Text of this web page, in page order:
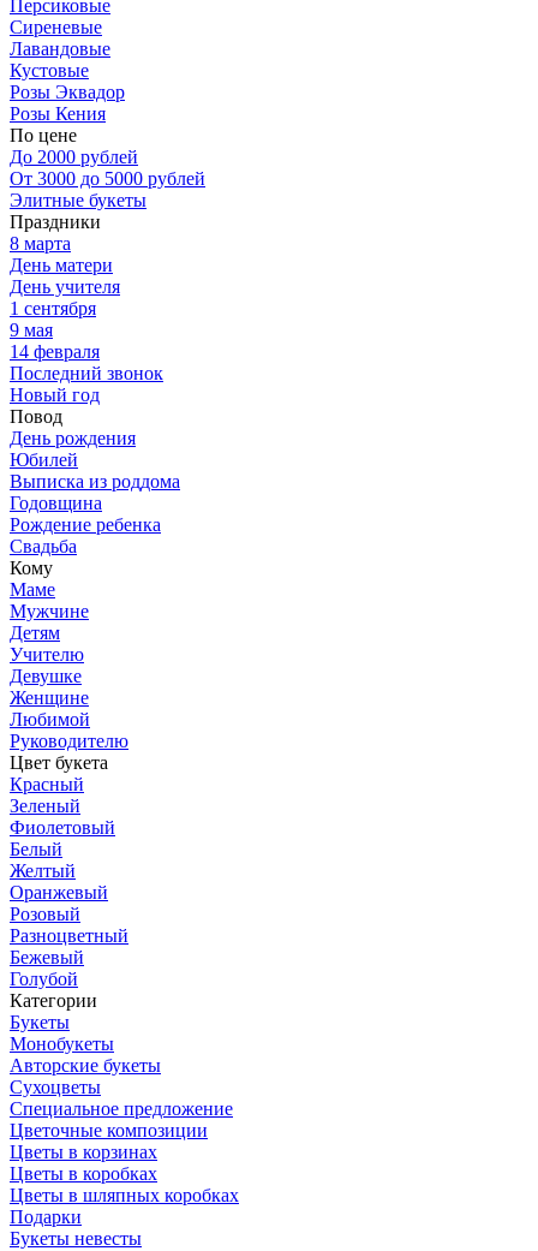
Персиковые
Сиреневые
Лавандовые
Кустовые
Розы Эквадор
Розы Кения
По цене
До 2000 рублей
От 3000 до 5000 рублей
Элитные букеты
Праздники
8 марта
День матери
День учителя
1 сентября
9 мая
14 февраля
Последний звонок
Новый год
Повод
День рождения
Юбилей
Выписка из роддома
Годовщина
Рождение ребенка
Свадьба
Кому
Маме
Мужчине
Детям
Учителю
Девушке
Женщине
Любимой
Руководителю
Цвет букета
Красный
Зеленый
Фиолетовый
Белый
Желтый
Оранжевый
Розовый
Разноцветный
Бежевый
Голубой
Категории
Букеты
Монобукеты
Авторские букеты
Сухоцветы
Специальное предложение
Цветочные композиции
Цветы в корзинах
Цветы в коробках
Цветы в шляпных коробках
Подарки
Букеты невесты